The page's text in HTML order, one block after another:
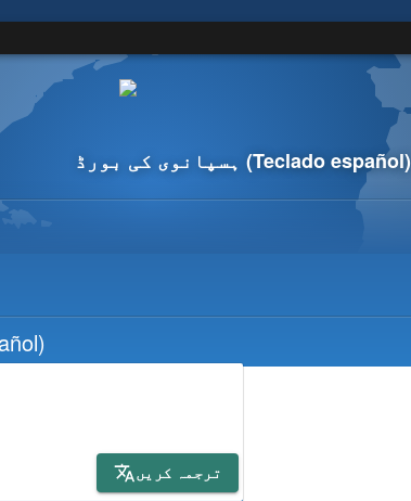
ہسپانوی کی بورڈ (Teclado español)
ترجمہ کریں